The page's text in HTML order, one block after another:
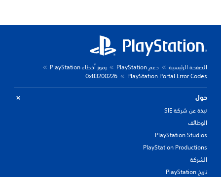
الصفحة الرئيسية دعم PlayStation
رموز أخطاء PlayStation
PlayStation Portal Error Codes
0x83200226
حول
نبذة عن شركة SIE
الوظائف
PlayStation Studios
PlayStation Productions
الشركة
تاريخ PlayStation